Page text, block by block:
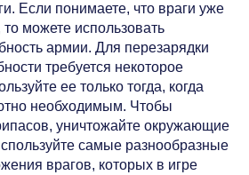
Если понимаете, что враги уже
то можете использовать
армии. Для перезарядки
требуется некоторое
ее только тогда, когда
необходимым. Чтобы
уничтожайте окружающие
самые разнообразные
врагов, которых в игре